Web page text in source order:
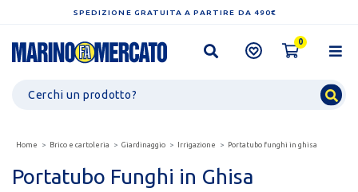
SPEDIZIONE GRATUITA A PARTIRE DA 490€
0
Home Brico e cartoleria Giardinaggio Irrigazione Portatubo funghi in ghisa
Portatubo Funghi in Ghisa